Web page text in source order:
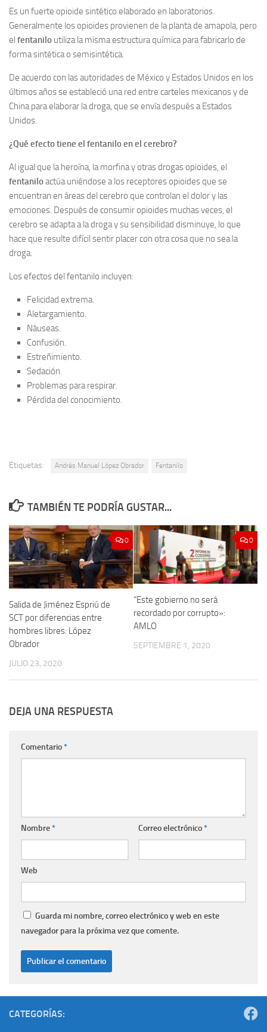
Es un fuerte opioide sintético elaborado en laboratorios.
Generalmente los opioides provienen de la planta de amapola, pero
el fentanilo utiliza la misma estructura química para fabricarlo de
forma sintética o semisintética.
De acuerdo con las autoridades de México y Estados Unidos en los
últimos años se estableció una red entre carteles mexicanos y de
China para elaborar la droga, que se envía después a Estados
Unidos.
¿Qué efecto tiene el fentanilo en el cerebro?
Al igual que la heroína, la morfina y otras drogas opioides, el
fentaniloactúa uniéndose a los receptores opioides que se
encuentran en áreas del cerebro que controlan el dolor y las
emociones. Después de consumir opioides muchas veces, el
cerebro se adapta a la droga y su sensibilidad disminuye, lo que
hace que resulte difícil sentir placer con otra cosa que no sea la
droga.
Los efectos del fentanilo incluyen:
Felicidad extrema.
Aletargamiento.
Náuseas.
Confusión.
Estreñimiento.
Sedación.
Problemas para respirar.
Pérdida del conocimiento.
Etiquetas: Andrés Manuel López Obrador Fentanilo
TAMBIÉN TE PODRÍA GUSTAR...
0
Salida de Jiménez Espriú de
SCT por diferencias entre
hombres libres: López
Obrador
JULIO 23, 2020
0
“Este gobierno no será
recordado por corrupto»:
AMLO
SEPTIEMBRE 1, 2020
DEJA UNA RESPUESTA
Comentario*
Nombre* Correo electrónico*
Web
Guarda mi nombre, correo electrónico y web en este
navegador para la próxima vez que comente.
CATEGORÍAS: